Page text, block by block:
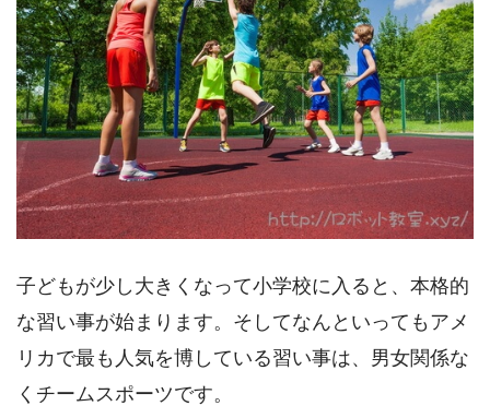
子どもが少し大きくなって小学校に入ると、本格的
な習い事が始まります。そしてなんといってもアメ
リカで最も人気を博している習い事は、男女関係な
くチームスポーツです。